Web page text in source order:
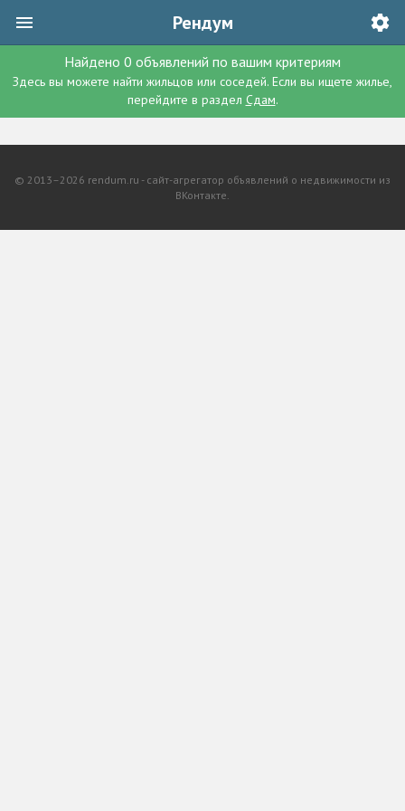
Рендум
Найдено 0 объявлений по вашим критериям
Здесь вы можете найти жильцов или соседей. Если вы ищете жилье,
перейдите в раздел Сдам.
© 2013–2026 rendum.ru - сайт-агрегатор объявлений о недвижимости из
ВКонтакте.